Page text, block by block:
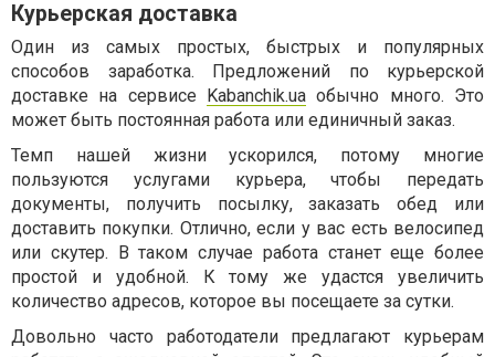
Курьерская доставка
Один из самых простых, быстрых и популярных
способов заработка. Предложений по курьерской
доставке на сервисе Kabanchik.ua обычно много. Это
может быть постоянная работа или единичный заказ.
Темп нашей жизни ускорился, потому многие
пользуются услугами курьера, чтобы передать
документы, получить посылку, заказать обед или
доставить покупки. Отлично, если у вас есть велосипед
или скутер. В таком случае работа станет еще более
простой и удобной. К тому же удастся увеличить
количество адресов, которое вы посещаете за сутки.
Довольно часто работодатели предлагают курьерам